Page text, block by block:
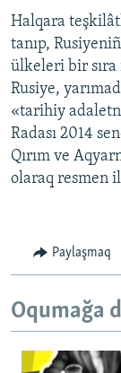
Halqara
tanıp,
ülkeleri bir
Rusiye,
«tarihiy
Radası 2014
Qırım ve
olaraq resmen
Paylaşmaq
Oqumağa